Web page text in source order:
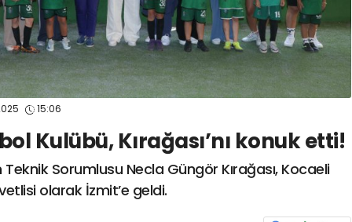
15:06
Kulübü, Kırağası’nı konuk etti!
Teknik Sorumlusu Necla Güngör Kırağası, Kocaeli
olarak İzmit’e geldi.